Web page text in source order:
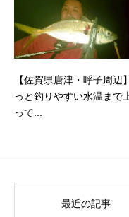
【佐賀県唐津・呼子周辺
っと釣りやすい水温まで
って...
最近の記事